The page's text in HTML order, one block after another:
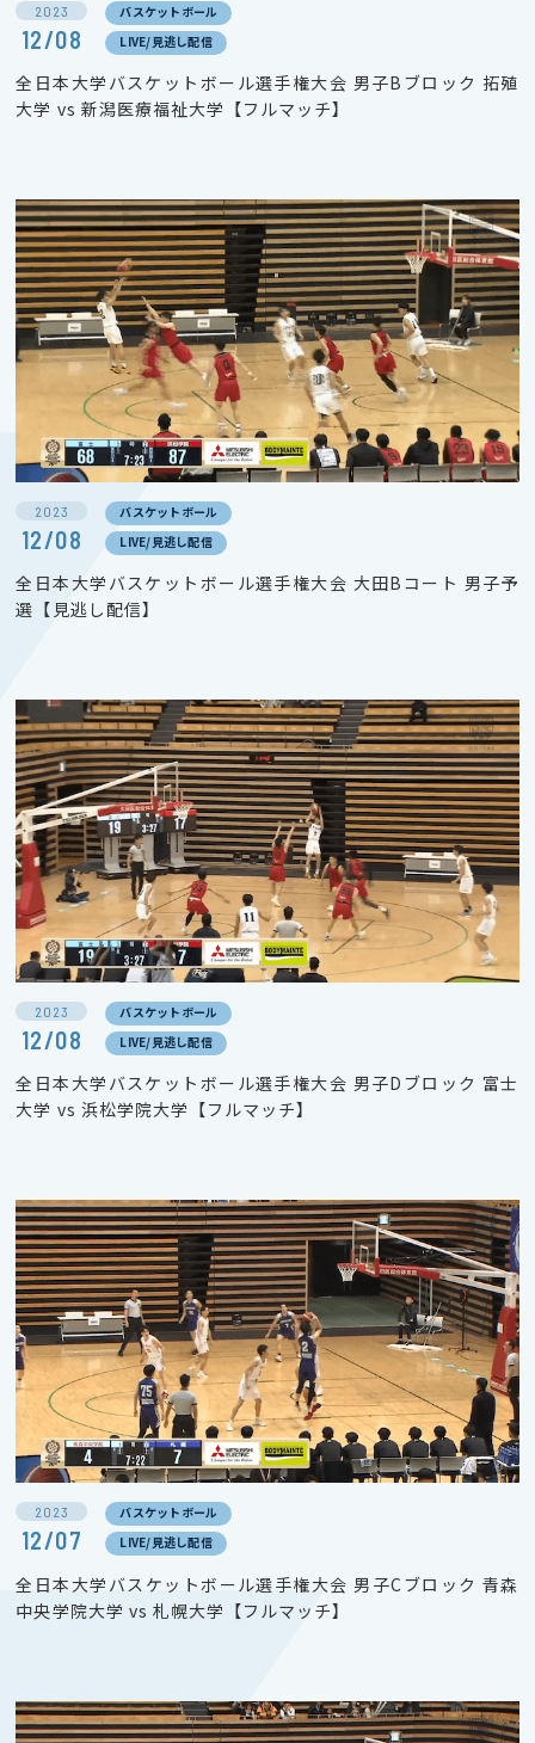
2023
12/08
バスケットボール
LIVE/見逃し配信
全日本大学バスケットボール選手権大会 男子Bブロック 拓殖
大学 vs 新潟医療福祉大学【フルマッチ】
2023
12/08
バスケットボール
LIVE/見逃し配信
全日本大学バスケットボール選手権大会 大田Bコート 男子予
選【見逃し配信】
2023
12/08
バスケットボール
LIVE/見逃し配信
全日本大学バスケットボール選手権大会 男子Dブロック 富士
大学 vs 浜松学院大学【フルマッチ】
2023
12/07
バスケットボール
LIVE/見逃し配信
全日本大学バスケットボール選手権大会 男子Cブロック 青森
中央学院大学 vs 札幌大学【フルマッチ】